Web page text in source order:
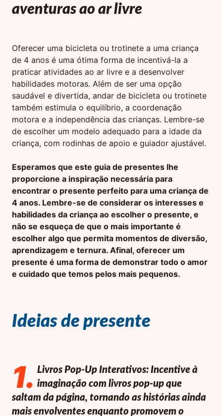
aventuras ao ar livre
Oferecer uma bicicleta ou trotinete a uma criança
de 4 anos é uma ótima forma de incentivá-la a
praticar atividades ao ar livre e a desenvolver
habilidades motoras. Além de ser uma opção
saudável e divertida, andar de bicicleta ou trotinete
também estimula o equilíbrio, a coordenação
motora e a independência das crianças. Lembre-se
de escolher um modelo adequado para a idade da
criança, com rodinhas de apoio e guiador ajustável.
Esperamos que este guia de presentes lhe
proporcione a inspiração necessária para
encontrar o presente perfeito para uma criança de
4 anos. Lembre-se de considerar os interesses e
habilidades da criança ao escolher o presente, e
não se esqueça de que o mais importante é
escolher algo que permita momentos de diversão,
aprendizagem e ternura. Afinal, oferecer um
presente é uma forma de demonstrar todo o amor
e cuidado que temos pelos mais pequenos.
Ideias de presente
1. Livros Pop-Up Interativos: Incentive à
imaginação com livros pop-up que
saltam da página, tornando as histórias ainda
mais envolventes enquanto promovem o